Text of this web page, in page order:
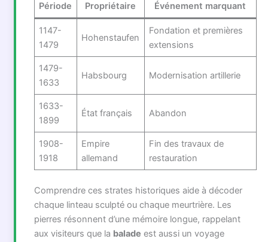
Période Propriétaire Événement marquant
1147-
1479
Hohenstaufen
Fondation et premières
extensions
1479-
1633
Habsbourg Modernisation artillerie
1633-
1899
État français Abandon
1908-
1918
Empire
allemand
Fin des travaux de
restauration
Comprendre ces strates historiques aide à décoder
chaque linteau sculpté ou chaque meurtrière. Les
pierres résonnent d’une mémoire longue, rappelant
aux visiteurs que la balade est aussi un voyage